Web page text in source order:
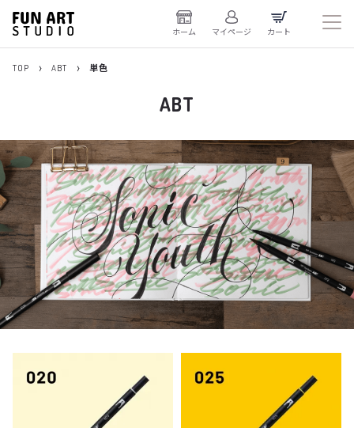
ホーム マイページ カート
TOP ABT 単色
ABT